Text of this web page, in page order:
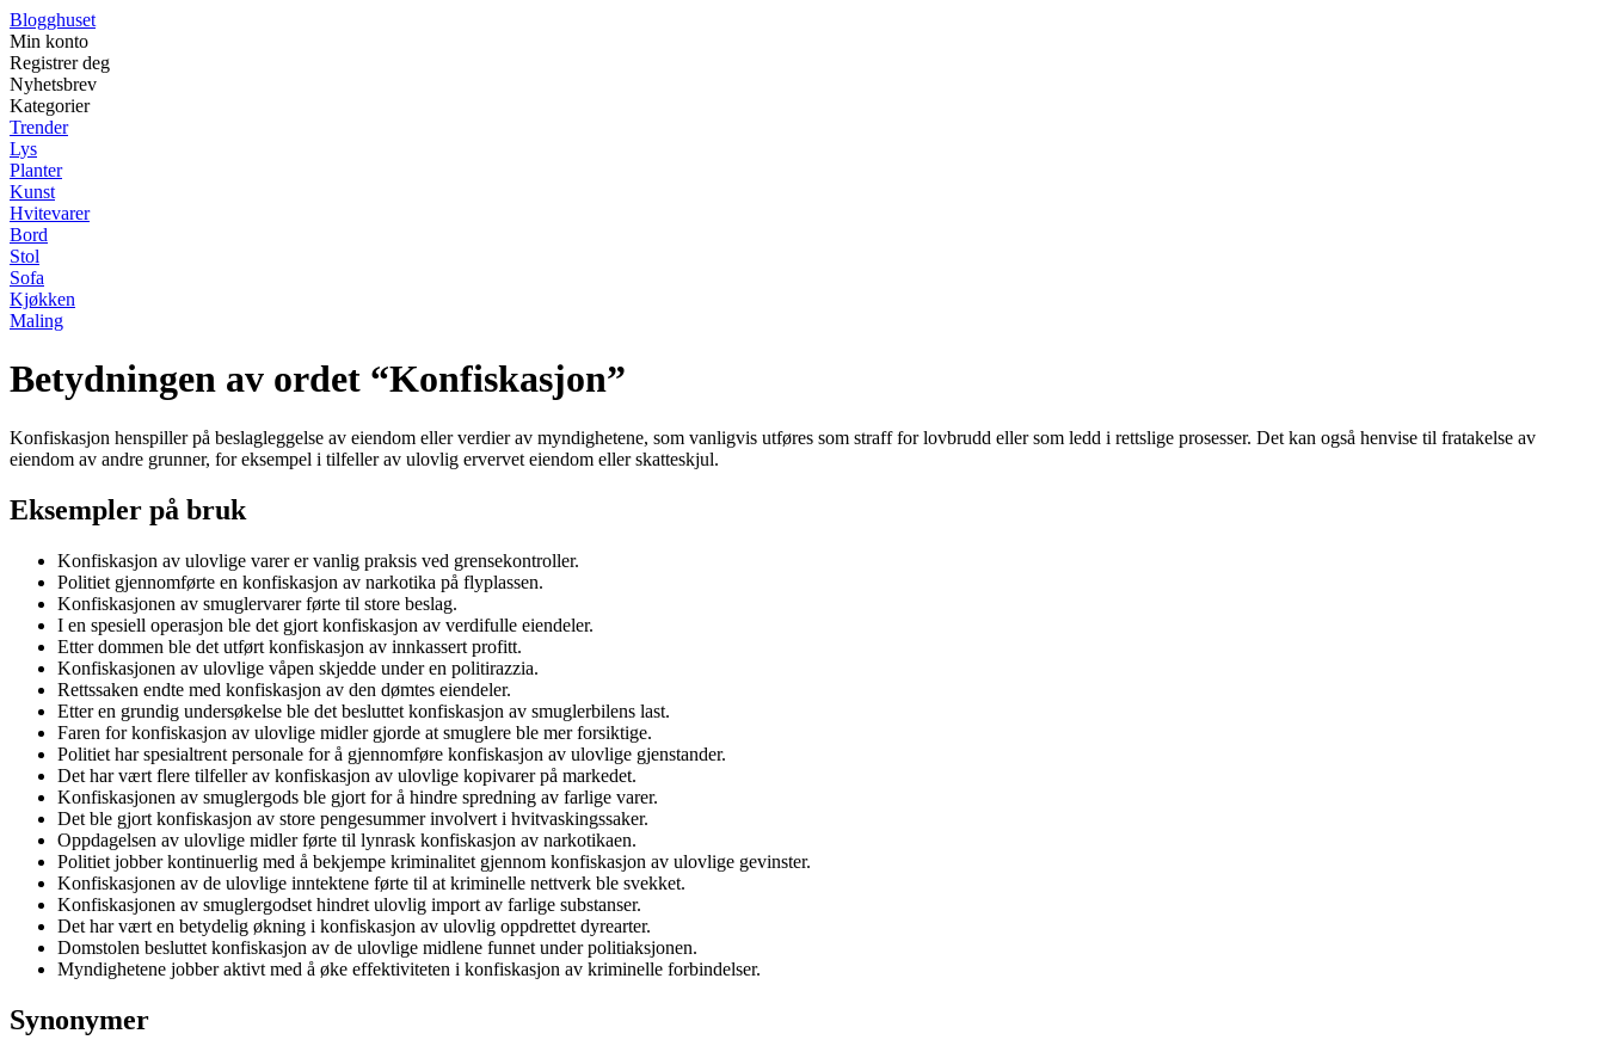
Blogghuset
Min konto
Registrer deg
Nyhetsbrev
Kategorier
Trender
Lys
Planter
Kunst
Hvitevarer
Bord
Stol
Sofa
Kjøkken
Maling
Betydningen av ordet “Konfiskasjon”
Konfiskasjon henspiller på beslagleggelse av eiendom eller verdier av myndighetene, som vanligvis utføres som straff for lovbrudd eller som ledd i rettslige prosesser. Det kan også henvise til fratakelse av
eiendom av andre grunner, for eksempel i tilfeller av ulovlig ervervet eiendom eller skatteskjul.
Eksempler på bruk
Konfiskasjon av ulovlige varer er vanlig praksis ved grensekontroller.
Politiet gjennomførte en konfiskasjon av narkotika på flyplassen.
Konfiskasjonen av smuglervarer førte til store beslag.
I en spesiell operasjon ble det gjort konfiskasjon av verdifulle eiendeler.
Etter dommen ble det utført konfiskasjon av innkassert profitt.
Konfiskasjonen av ulovlige våpen skjedde under en politirazzia.
Rettssaken endte med konfiskasjon av den dømtes eiendeler.
Etter en grundig undersøkelse ble det besluttet konfiskasjon av smuglerbilens last.
Faren for konfiskasjon av ulovlige midler gjorde at smuglere ble mer forsiktige.
Politiet har spesialtrent personale for å gjennomføre konfiskasjon av ulovlige gjenstander.
Det har vært flere tilfeller av konfiskasjon av ulovlige kopivarer på markedet.
Konfiskasjonen av smuglergods ble gjort for å hindre spredning av farlige varer.
Det ble gjort konfiskasjon av store pengesummer involvert i hvitvaskingssaker.
Oppdagelsen av ulovlige midler førte til lynrask konfiskasjon av narkotikaen.
Politiet jobber kontinuerlig med å bekjempe kriminalitet gjennom konfiskasjon av ulovlige gevinster.
Konfiskasjonen av de ulovlige inntektene førte til at kriminelle nettverk ble svekket.
Konfiskasjonen av smuglergodset hindret ulovlig import av farlige substanser.
Det har vært en betydelig økning i konfiskasjon av ulovlig oppdrettet dyrearter.
Domstolen besluttet konfiskasjon av de ulovlige midlene funnet under politiaksjonen.
Myndighetene jobber aktivt med å øke effektiviteten i konfiskasjon av kriminelle forbindelser.
Synonymer